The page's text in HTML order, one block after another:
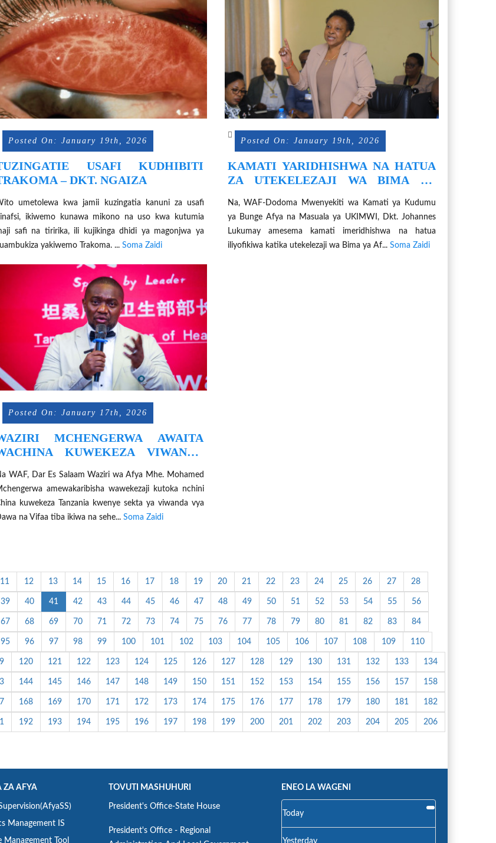
Posted On: January 19th, 2026
USAFI KUDHIBITI
– DKT. NGAIZA
umetolewa kwa jamii kuzingatia kanuni za usafi
ikiwemo kunawa mikono na uso kwa kutumia
safi na tiririka, ili kujikinga dhidi ya magonjwa ya
yakiwemo Trakoma. ...Soma Zaidi
Posted On: January 19th, 2026
KAMATI YARIDHISHWA NA HATUA
ZA UTEKELEZAJI WA BIMA YA
Na, WAF-Dodoma Mwenyekiti wa Kamati ya Kudumu
ya Bunge Afya na Masuala ya UKIMWI, Dkt. Johannes
Lukumay amesema kamati imeridhishwa na hatua
iliyofikiwa katika utekelezaji wa Bima ya Af... Soma Zaidi
Posted On: January 17th, 2026
MCHENGERWA AWAITA
KUWEKEZA VIWANDA
WAF, Dar Es Salaam Waziri wa Afya Mhe. Mohamed
amewakaribisha wawekezaji kutoka nchini
kuwekeza Tanzania kwenye sekta ya viwanda vya
na Vifaa tiba ikiwa na sehe...Soma Zaidi
11 12 13 14 15 16 17 18 19 20 21 22 23 24 25 26 27 28
39 40 41 42 43 44 45 46 47 48 49 50 51 52 53 54 55 56
67 68 69 70 71 72 73 74 75 76 77 78 79 80 81 82 83 84
95 96 97 98 99 100 101 102 103 104 105 106 107 108 109 110
120 121 122 123 124 125 126 127 128 129 130 131 132 133 134
144 145 146 147 148 149 150 151 152 153 154 155 156 157 158
168 169 170 171 172 173 174 175 176 177 178 179 180 181 182
192 193 194 195 196 197 198 199 200 201 202 203 204 205 206
ZA AFYA
Management IS
Management Tool
TOVUTI MASHUHURI
President's Office-State House
President's Office - Regional
ENEO LA WAGENI
Today
Yesterday